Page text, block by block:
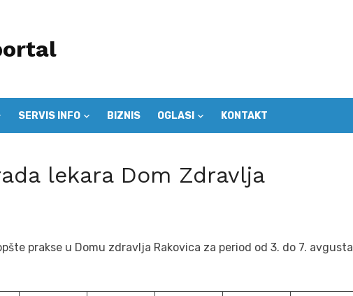
SERVIS INFO BIZNIS OGLASI KONTAKT
lekara Dom Zdravlja
prakse u Domu zdravlja Rakovica za period od 3. do 7. avgusta